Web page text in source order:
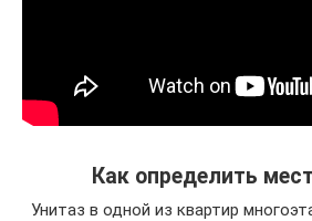
Как определить
Унитаз в одной из квартир